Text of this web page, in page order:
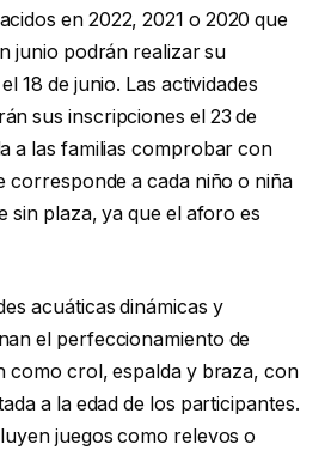
en 2022, 2021 o 2020 que
junio podrán realizar su
18 de junio. Las actividades
sus inscripciones el 23 de
a las familias comprobar con
corresponde a cada niño o niña
sin plaza, ya que el aforo es
acuáticas dinámicas y
el perfeccionamiento de
como crol, espalda y braza, con
a la edad de los participantes.
juegos como relevos o